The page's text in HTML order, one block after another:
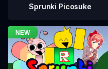
Sprunki Picosuke